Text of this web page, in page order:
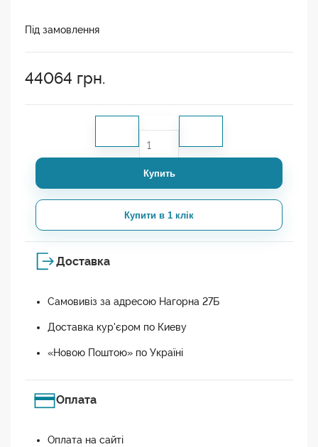
Під замовлення
44064 грн.
Купить
Купити в 1 клік
Доставка
Самовивіз за адресою Нагорна 27Б
Доставка кур'єром по Киеву
«Новою Поштою» по Україні
Оплата
Оплата на сайті